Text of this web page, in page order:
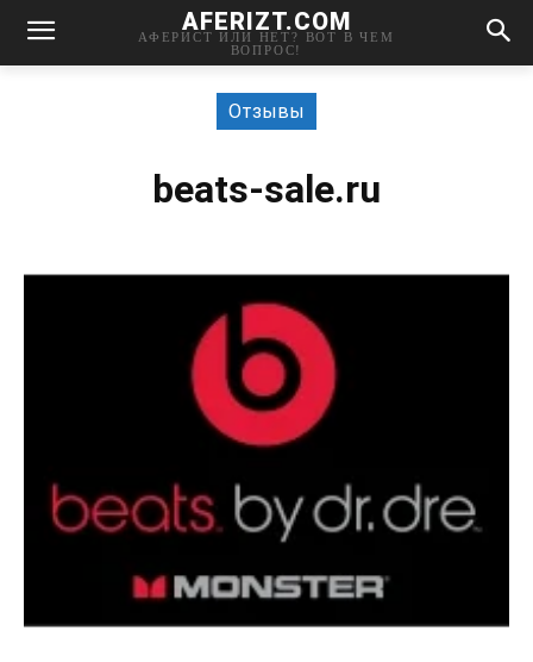
AFERIZT.COM
АФЕРИСТ ИЛИ НЕТ? ВОТ В ЧЕМ
ВОПРОС!
Отзывы
beats-sale.ru